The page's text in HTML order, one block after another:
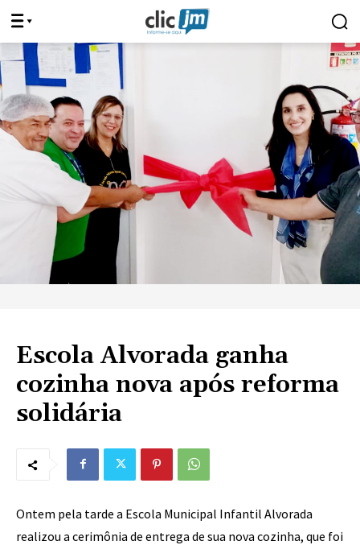
Escola Alvorada ganha
cozinha nova após reforma
solidária
Ontem pela tarde a Escola Municipal Infantil Alvorada
realizou a cerimônia de entrega de sua nova cozinha, que foi